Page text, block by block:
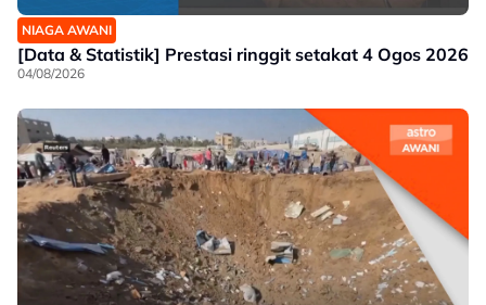
NIAGA AWANI
[Data & Statistik] Prestasi ringgit setakat 4 Ogos 2026
04/08/2026